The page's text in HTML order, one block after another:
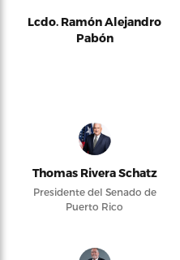
Lcdo. Ramón Alejandro
Pabón
Thomas Rivera Schatz
Presidente del Senado de
Puerto Rico